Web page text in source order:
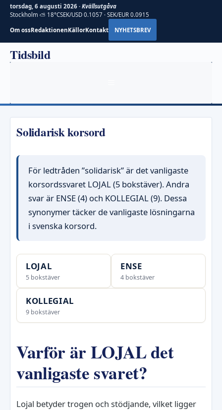
torsdag, 6 augusti 2026 · Kvällsutgåva
Stockholm ⛅ 18°CSEK/USD 0.1057 · SEK/EUR 0.0915
Om ossRedaktionenKällorKontakt NYHETSBREV
Hoppa
Tidsbild
Solidarisk korsord
För ledtråden ”solidarisk” är det vanligaste
korsordssvaret LOJAL (5 bokstäver). Andra
svar är ENSE (4) och KOLLEGIAL (9). Dessa
synonymer täcker de vanligaste lösningarna
i svenska korsord.
LOJAL
5 bokstäver
ENSE
4 bokstäver
KOLLEGIAL
9 bokstäver
Varför är LOJAL det
vanligaste svaret?
Lojal betyder trogen och stödjande, vilket ligger